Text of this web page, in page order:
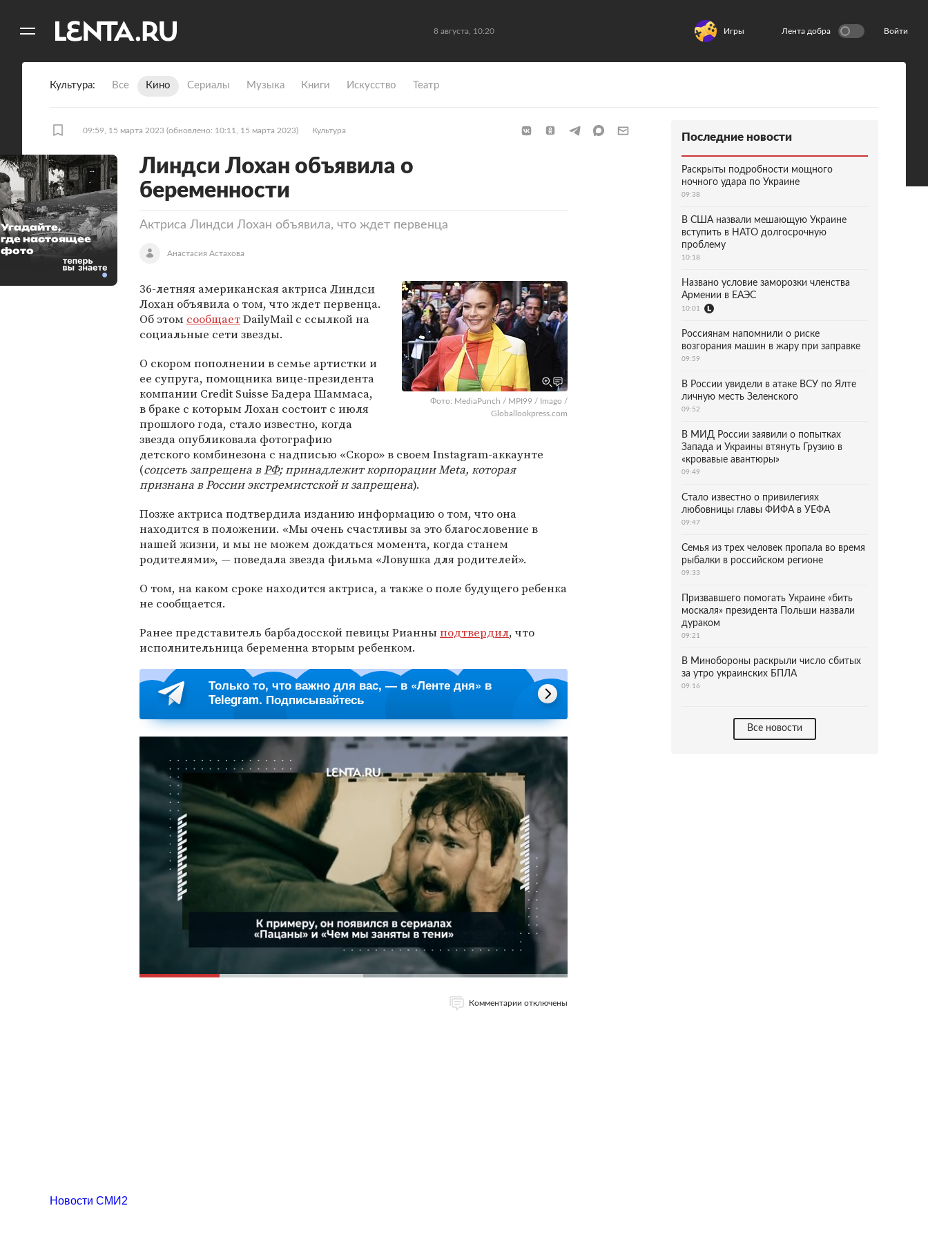
8 августа, 10:20 Игры Лента добра Войти
Культура Все Кино Сериалы Музыка Книги Искусство Театр
09:59, 15 марта 2023 (обновлено: 10:11, 15 марта 2023) Культура
Линдси Лохан объявила о
беременности
Актриса Линдси Лохан объявила, что ждет первенца
Анастасия Астахова
Фото: MediaPunch / MPI99 / Imago /
Globallookpress.com
36-летняя американская актрисаЛиндси
Лохан объявила о том, что ждет первенца.
Об этом сообщаетDailyMail с ссылкой на
социальные сети звезды.
О скором пополнении в семье артистки и
ее супруга, помощника вице-президента
компании Credit Suisse Бадера Шаммаса,
в браке с которым Лохан состоит с июля
прошлого года, стало известно, когда
звезда опубликовала фотографию
детского комбинезона с надписью «Скоро» в своем Instagram-аккаунте
(соцсеть запрещена вРФ; принадлежит корпорации Meta, которая
признана в России экстремистской и запрещена).
Позже актриса подтвердила изданию информацию о том, что она
находится в положении. «Мы очень счастливы за это благословение в
нашей жизни, и мы не можем дождаться момента, когда станем
родителями», — поведала звезда фильма «Ловушка для родителей».
О том, на каком сроке находится актриса, а также о поле будущего ребенка
не сообщается.
Ранее представитель барбадосской певицы Рианныподтвердил, что
исполнительница беременна вторым ребенком.
Только то, что важно для вас, — в «Ленте дня» в
Telegram. Подписывайтесь
Комментарии отключены
Угадайте,
где настоящее
фото
Последние новости
Раскрыты подробности мощного
ночного удара по Украине
09:38
В США назвали мешающую Украине
вступить в НАТО долгосрочную
проблему
10:18
Названо условие заморозки членства
Армении в ЕАЭС
10:01
Россиянам напомнили о риске
возгорания машин в жару при заправке
09:59
В России увидели в атаке ВСУ по Ялте
личную месть Зеленского
09:52
В МИД России заявили о попытках
Запада и Украины втянуть Грузию в
«кровавые авантюры»
09:49
Стало известно о привилегиях
любовницы главы ФИФА в УЕФА
09:47
Семья из трех человек пропала во время
рыбалки в российском регионе
09:33
Призвавшего помогать Украине «бить
москаля» президента Польши назвали
дураком
09:21
В Минобороны раскрыли число сбитых
за утро украинских БПЛА
09:16
Все новости
Новости СМИ2